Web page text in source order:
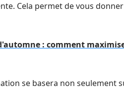
Cela permet de vous
: comment
se basera non seulement